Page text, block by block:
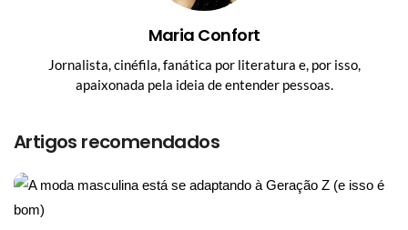
Maria Confort
Jornalista, cinéfila, fanática por literatura e, por isso,
apaixonada pela ideia de entender pessoas.
Artigos recomendados